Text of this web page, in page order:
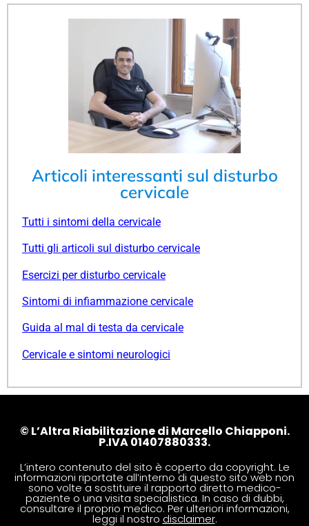
Articoli interessanti sul disturbo
cervicale
Tutti i sintomi della cervicale
Tutti gli articoli sul disturbo cervicale
Esercizi per disturbo cervicale
Sintomi di infiammazione cervicale
Guida al mal di testa da cervicale
Cervicale e sintomi neurologici
© L’Altra Riabilitazione di Marcello Chiapponi.
P.IVA 01407880333.
L’intero contenuto del sito è coperto da copyright. Le
informazioni riportate all’interno di questo sito web non
sono volte a sostituire il rapporto diretto medico-
paziente o una visita specialistica. In caso di dubbi,
consultare il proprio medico. Per ulteriori informazioni,
leggi il nostro disclaimer.